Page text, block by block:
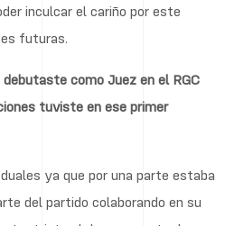
inculcar el cariño por este
futuras.
como Juez en el RGC
tuviste en ese primer
ya que por una parte estaba
del partido colaborando en su